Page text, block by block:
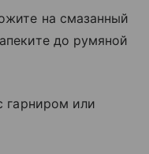
на смазанный
до румяной
гарниром или